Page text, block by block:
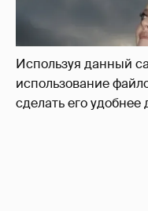
Используя данный
использование
сделать его удобнее